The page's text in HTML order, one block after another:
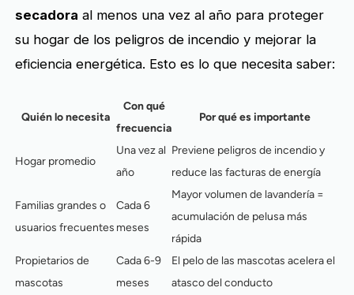
secadora al menos una vez al año para proteger
su hogar de los peligros de incendio y mejorar la
eficiencia energética. Esto es lo que necesita saber:
Quién lo necesita
Con qué
frecuencia
Por qué es importante
Hogar promedio
Una vez al
año
Previene peligros de incendio y
reduce las facturas de energía
Familias grandes o
usuarios frecuentes
Cada 6
meses
Mayor volumen de lavandería =
acumulación de pelusa más
rápida
Propietarios de
mascotas
Cada 6-9
meses
El pelo de las mascotas acelera el
atasco del conducto